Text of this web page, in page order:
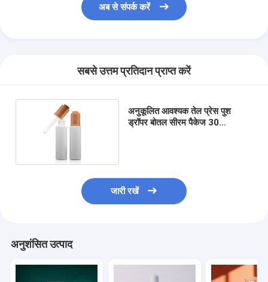
अब से संपर्क करें
सबसे उत्तम प्रतिदान प्राप्त करें
अनुकूलित आवश्यक तेल प्रेस पुश
ड्रॉपर बोतल सीरम पैकेज 30
जारी रखें
अनुशंसित उत्पाद